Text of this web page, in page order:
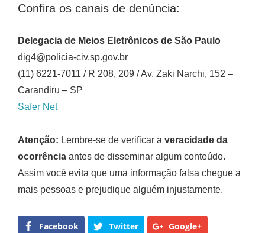
Confira os canais de denúncia:
Delegacia de Meios Eletrônicos de São Paulo
dig4@policia-civ.sp.gov.br
(11) 6221-7011 / R 208, 209 / Av. Zaki Narchi, 152 –
Carandiru – SP
Safer Net
Atenção: Lembre-se de verificar a veracidade da
ocorrência antes de disseminar algum conteúdo.
Assim você evita que uma informação falsa chegue a
mais pessoas e prejudique alguém injustamente.
Facebook Twitter Google+